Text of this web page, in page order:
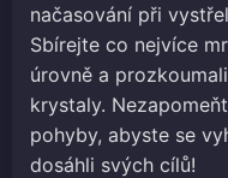
načasování při
Sbírejte co nejvíce
úrovně a
krystaly.
pohyby, abyste se
dosáhli svých cílů!